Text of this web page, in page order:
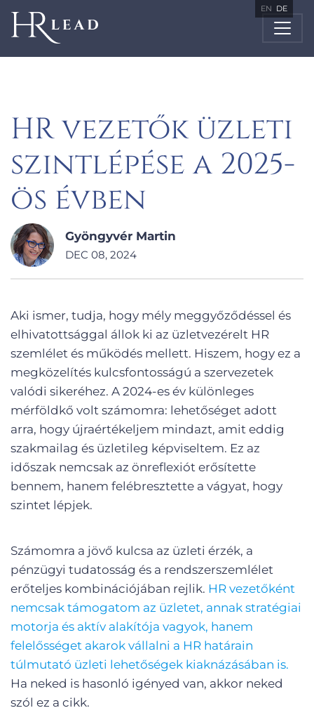
EN DE
HR vezetők üzleti
szintlépése a 2025-
ös évben
Gyöngyvér Martin
DEC 08, 2024
Aki ismer, tudja, hogy mély meggyőződéssel és
elhivatottsággal állok ki az üzletvezérelt HR
szemlélet és működés mellett. Hiszem, hogy ez a
megközelítés kulcsfontosságú a szervezetek
valódi sikeréhez. A 2024-es év különleges
mérföldkő volt számomra: lehetőséget adott
arra, hogy újraértékeljem mindazt, amit eddig
szakmailag és üzletileg képviseltem. Ez az
időszak nemcsak az önreflexiót erősítette
bennem, hanem felébresztette a vágyat, hogy
szintet lépjek.
Számomra a jövő kulcsa az üzleti érzék, a
pénzügyi tudatosság és a rendszerszemlélet
erőteljes kombinációjában rejlik. HR vezetőként
nemcsak támogatom az üzletet, annak stratégiai
motorja és aktív alakítója vagyok, hanem
felelősséget akarok vállalni a HR határain
túlmutató üzleti lehetőségek kiaknázásában is.
Ha neked is hasonló igényed van, akkor neked
szól ez a cikk.